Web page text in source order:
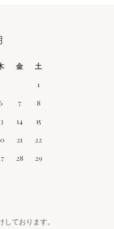
金
土
1
7
8
14
15
21
22
28
29
ております。